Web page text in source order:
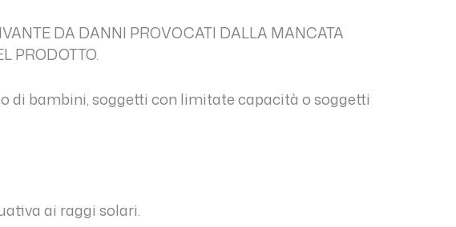
DA DANNI PROVOCATI DALLA MANCATA
PRODOTTO.
di bambini, soggetti con limitate capacità o soggetti
ai raggi solari.